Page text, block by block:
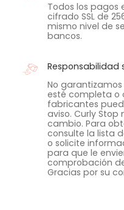
Todos los
cifrado SSL de
mismo nivel de
bancos.
Responsabilidad
No
esté completa o
fabricantes
aviso. Curly Stop
cambio. Para
consulte la lista
o solicite
para que le
comprobación
Gracias por su